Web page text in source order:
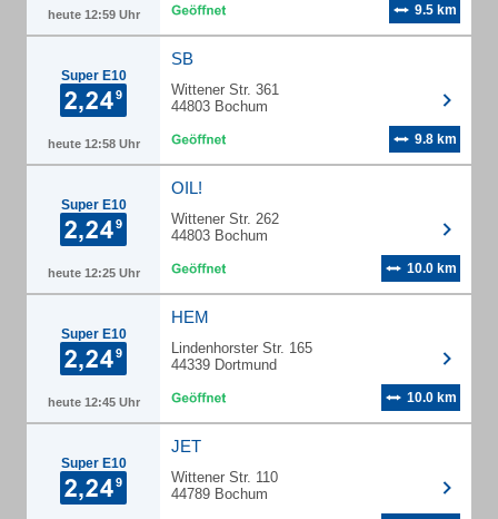
heute 12:59 Uhr 9.5 km
Super E10
heute 12:58 Uhr
SB
Wittener Str. 361
44803 Bochum
9.8 km
Super E10
heute 12:25 Uhr
OIL!
Wittener Str. 262
44803 Bochum
10.0 km
Super E10
heute 12:45 Uhr
HEM
Lindenhorster Str. 165
44339 Dortmund
10.0 km
Super E10
JET
Wittener Str. 110
44789 Bochum